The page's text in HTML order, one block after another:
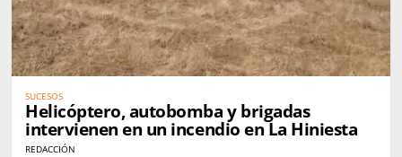
SUCESOS
Helicóptero, autobomba y brigadas
intervienen en un incendio en La Hiniesta
REDACCIÓN